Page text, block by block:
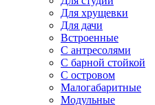
Для хрущевки
Для дачи
Встроенные
С антресолями
С барной стойкой
С островом
Малогабаритные
Модульные